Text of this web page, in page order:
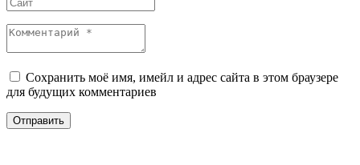
Сохранить моё имя, имейл и адрес сайта в этом браузере
для будущих комментариев